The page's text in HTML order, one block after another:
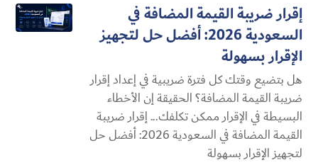
إقرار ضريبة القيمة المضافة في
السعودية 2026: أفضل حل لتجهيز
الإقرار بسهولة
هل بتضيع وقتك كل فترة ضريبية في إعداد إقرار
ضريبة القيمة المضافة؟ الحقيقة إن الأخطاء
البسيطة في الإقرار ممكن تكلفك... إقرار ضريبة
القيمة المضافة في السعودية 2026: أفضل حل
لتجهيز الإقرار بسهولة